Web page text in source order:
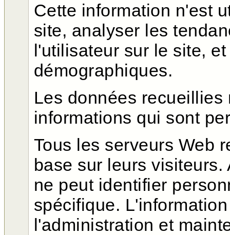
Cette information n'est
site, analyser les
l'utilisateur sur le site,
démographiques.
Les données
informations qui sont
Tous les serveurs Web
base sur leurs
ne peut identifier
spécifique.
l'administration et